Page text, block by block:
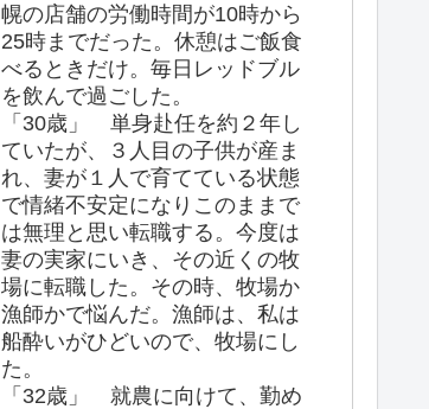
幌の店舗の労働時間が10時から
25時までだった。休憩はご飯食
べるときだけ。毎日レッドブル
を飲んで過ごした。
「30歳」 単身赴任を約２年し
ていたが、３人目の子供が産ま
れ、妻が１人で育てている状態
で情緒不安定になりこのままで
は無理と思い転職する。今度は
妻の実家にいき、その近くの牧
場に転職した。その時、牧場か
漁師かで悩んだ。漁師は、私は
船酔いがひどいので、牧場にし
た。
「32歳」 就農に向けて、勤め